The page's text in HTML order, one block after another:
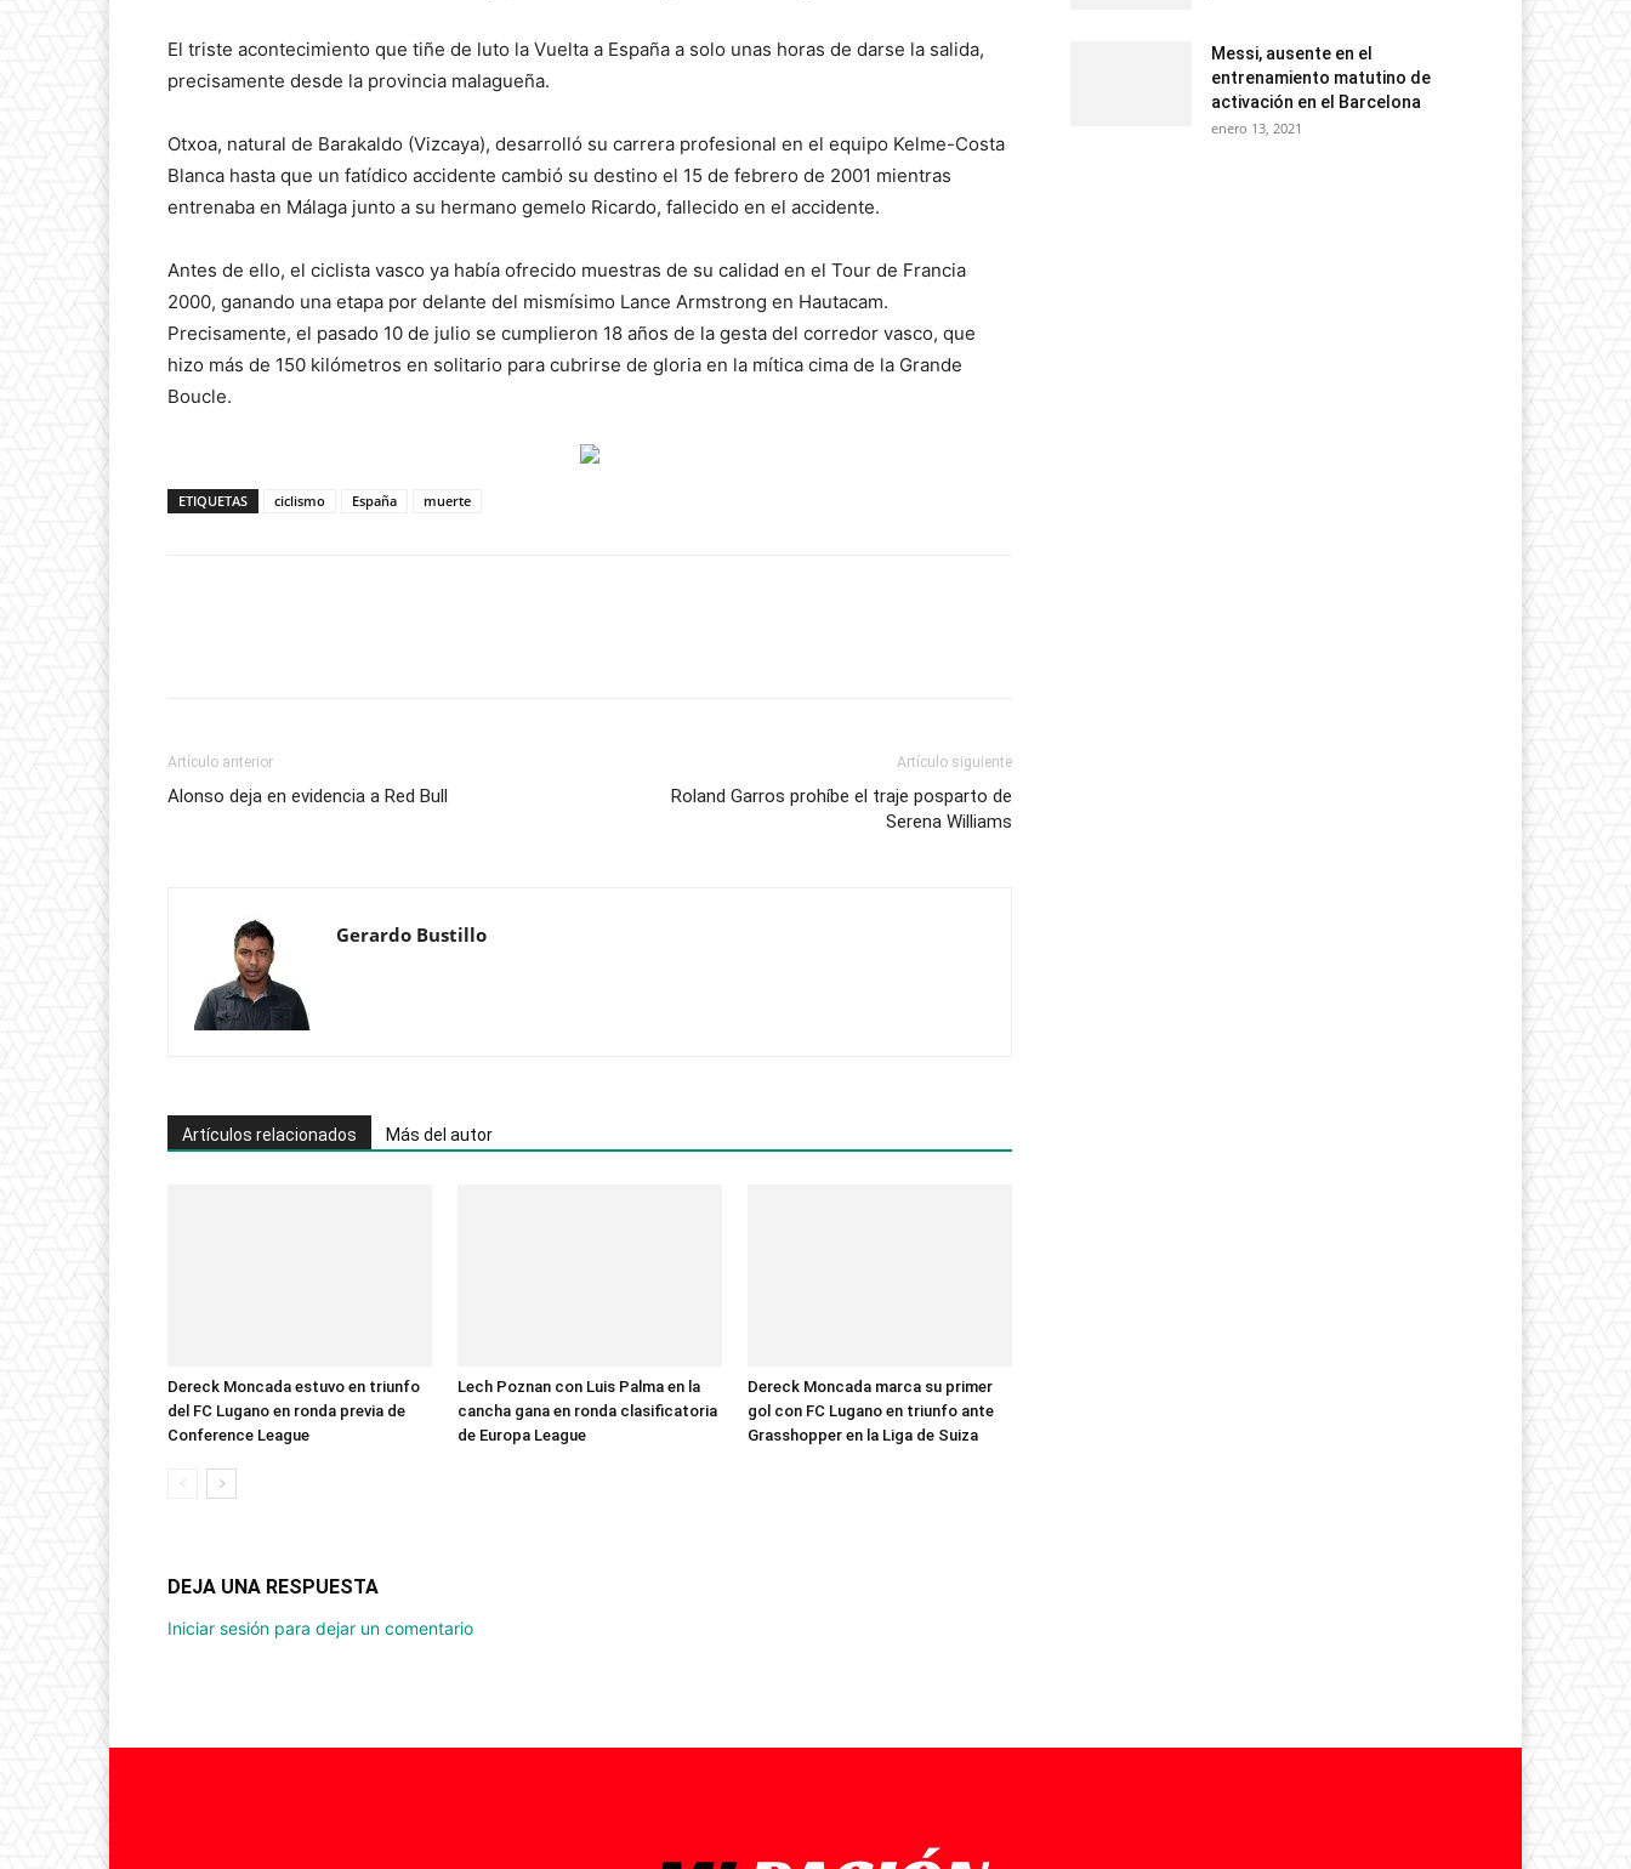
El triste acontecimiento que tiñe de luto la Vuelta a España a solo unas horas de darse la salida,
precisamente desde la provincia malagueña.
Otxoa, natural de Barakaldo (Vizcaya), desarrolló su carrera profesional en el equipo Kelme-Costa
Blanca hasta que un fatídico accidente cambió su destino el 15 de febrero de 2001 mientras
entrenaba en Málaga junto a su hermano gemelo Ricardo, fallecido en el accidente.
Antes de ello, el ciclista vasco ya había ofrecido muestras de su calidad en el Tour de Francia
2000, ganando una etapa por delante del mismísimo Lance Armstrong en Hautacam.
Precisamente, el pasado 10 de julio se cumplieron 18 años de la gesta del corredor vasco, que
hizo más de 150 kilómetros en solitario para cubrirse de gloria en la mítica cima de la Grande
Boucle.
ETIQUETAS ciclismo España muerte
Artículo anterior
Alonso deja en evidencia a Red Bull
Artículo siguiente
Roland Garros prohíbe el traje posparto de
Serena Williams
Gerardo Bustillo
Artículos relacionados Más del autor
Dereck Moncada estuvo en triunfo
del FC Lugano en ronda previa de
Conference League
Lech Poznan con Luis Palma en la
cancha gana en ronda clasificatoria
de Europa League
Dereck Moncada marca su primer
gol con FC Lugano en triunfo ante
Grasshopper en la Liga de Suiza
DEJA UNA RESPUESTA
Iniciar sesión para dejar un comentario
Messi, ausente en el
entrenamiento matutino de
activación en el Barcelona
enero 13, 2021